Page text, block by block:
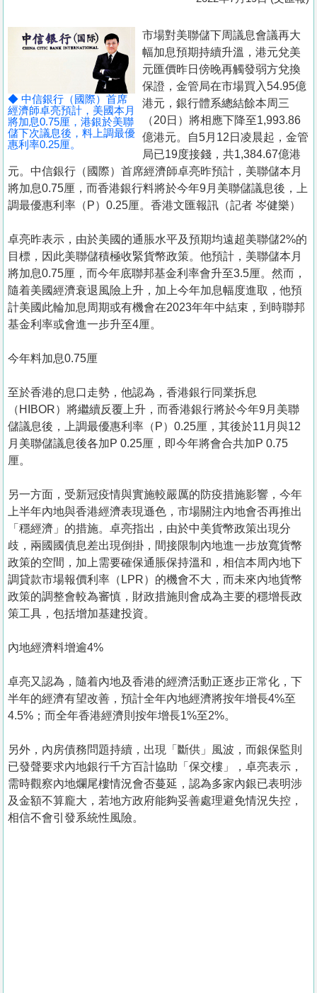
置
冊
關
我
們
◆ 中信銀行（國際）首席
經濟師卓亮預計，美國本月
將加息0.75厘，港銀於美聯
儲下次議息後，料上調最優
惠利率0.25厘。
市場對美聯儲下周議息會議再大
幅加息預期持續升溫，港元兌美
元匯價昨日傍晚再觸發弱方兌換
保證，金管局在市場買入54.95億
港元，銀行體系總結餘本周三
（20日）將相應下降至1,993.86
億港元。自5月12日凌晨起，金管
局已19度接錢，共1,384.67億港
元。中信銀行（國際）首席經濟師卓亮昨預計，美聯儲本月
將加息0.75厘，而香港銀行料將於今年9月美聯儲議息後，上
調最優惠利率（P）0.25厘。香港文匯報訊（記者 岑健樂）
卓亮昨表示，由於美國的通脹水平及預期均遠超美聯儲2%的
目標，因此美聯儲積極收緊貨幣政策。他預計，美聯儲本月
將加息0.75厘，而今年底聯邦基金利率會升至3.5厘。然而，
隨着美國經濟衰退風險上升，加上今年加息幅度進取，他預
計美國此輪加息周期或有機會在2023年年中結束，到時聯邦
基金利率或會進一步升至4厘。
今年料加息0.75厘
至於香港的息口走勢，他認為，香港銀行同業拆息
（HIBOR）將繼續反覆上升，而香港銀行將於今年9月美聯
儲議息後，上調最優惠利率（P）0.25厘，其後於11月與12
月美聯儲議息後各加P 0.25厘，即今年將會合共加P 0.75
厘。
另一方面，受新冠疫情與實施較嚴厲的防疫措施影響，今年
上半年內地與香港經濟表現遜色，市場關注內地會否再推出
「穩經濟」的措施。卓亮指出，由於中美貨幣政策出現分
歧，兩國國債息差出現倒掛，間接限制內地進一步放寬貨幣
政策的空間，加上需要確保通脹保持溫和，相信本周內地下
調貸款市場報價利率（LPR）的機會不大，而未來內地貨幣
政策的調整會較為審慎，財政措施則會成為主要的穩增長政
策工具，包括增加基建投資。
內地經濟料增逾4%
卓亮又認為，隨着內地及香港的經濟活動正逐步正常化，下
半年的經濟有望改善，預計全年內地經濟將按年增長4%至
4.5%；而全年香港經濟則按年增長1%至2%。
另外，內房債務問題持續，出現「斷供」風波，而銀保監則
已發聲要求內地銀行千方百計協助「保交樓」，卓亮表示，
需時觀察內地爛尾樓情況會否蔓延，認為多家內銀已表明涉
及金額不算龐大，若地方政府能夠妥善處理避免情況失控，
相信不會引發系統性風險。